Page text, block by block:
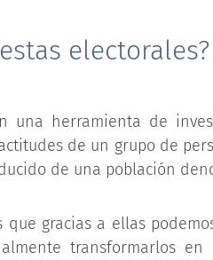
electorales?
una herramienta de
de un grupo de
de una población
que gracias a ellas
transformarlos